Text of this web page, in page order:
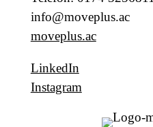
info@moveplus.ac
moveplus.ac
LinkedIn
Instagram